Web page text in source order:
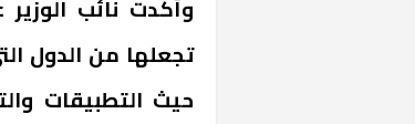
وأكدت نائب
تجعلها من الدول
حيث التطبيقات